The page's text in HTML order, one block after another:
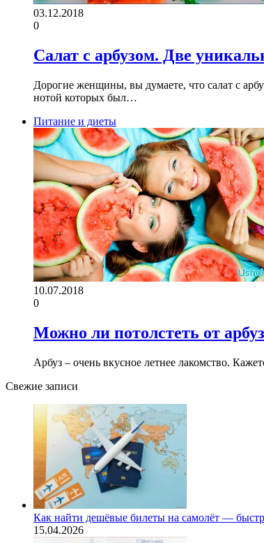
03.12.2018
0
Салат с арбузом. Две
Дорогие женщины, вы думаете, что салат с
нотой которых был…
Питание и диеты
10.07.2018
0
Можно ли потолстеть от
Арбуз – очень вкусное летнее лакомство.
Свежие записи
Как найти дешёвые билеты на самолёт —
15.04.2026